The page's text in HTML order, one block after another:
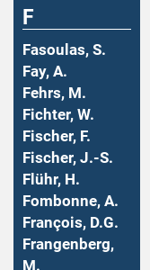
F
Fasoulas, S.
Fay, A.
Fehrs, M.
Fichter, W.
Fischer, F.
Fischer, J.-S.
Flühr, H.
Fombonne, A.
François, D.G.
Frangenberg,
M.